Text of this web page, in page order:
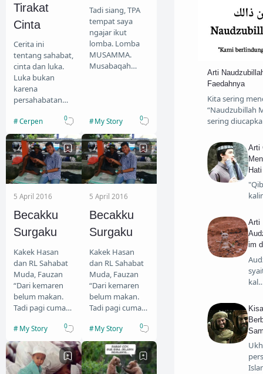
Tirakat
Cinta
Cerita ini
tentang sahabat,
cinta dan luka.
Luka bukan
karena
persahabatan
karena cinta kita,
tapi karena
lukisan
keyakinan dalam
ha…
Cerpen 0
Tadi siang, TPA
tempat saya
ngajar ikut
lomba. Lomba
MUSAMMA.
Musabaqah
kebutuhan
lomba pun d…
My Story 0
5 April 2016
Becakku
Surgaku
Kakek Hasan
dan RL Sahabat
Muda, Fauzan
“Dari kemaren
belum makan.
Tadi pagi cuma
makan ketan.”
Ucap kakek tua
yang bernama
Hasan. Aku…
My Story 0
5 April 2016
Becakku
Surgaku
Kakek Hasan
dan RL Sahabat
Muda, Fauzan
“Dari kemaren
belum makan.
Tadi pagi cuma
makan ketan.”
Ucap kakek tua
yang bernama
Hasan. Aku…
My Story 0
Motivasi
Pendidikan
Sirah
Arti
Faedahnya
Kita sering
“Naudzubillah
sering
Arti
Hati
Arti
im